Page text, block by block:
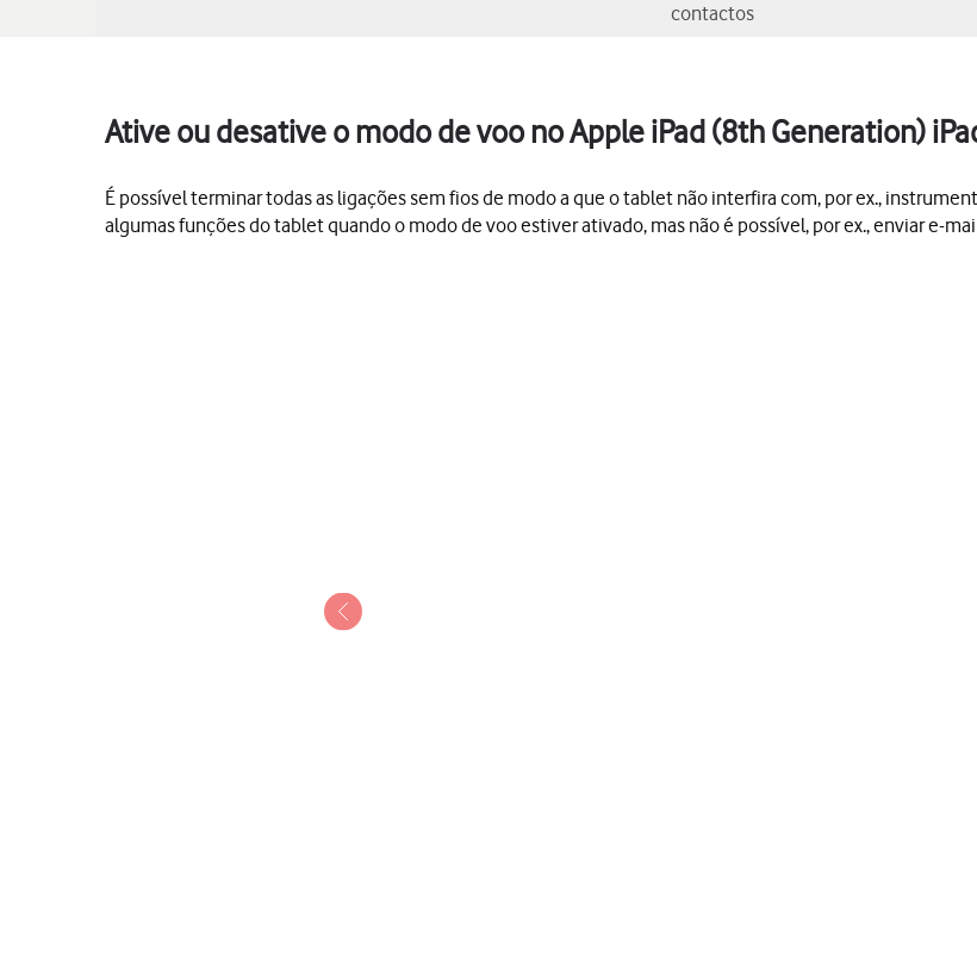
contactos
Ative ou desative o modo de voo no Apple iPad (8th Generation)
É possível terminar todas as ligações sem fios de modo a que o tablet não interfira com, por ex.,
algumas funções do tablet quando o modo de voo estiver ativado, mas não é possível, por ex., enviar e-